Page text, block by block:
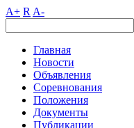
A+ R A-
Главная
Новости
Объявления
Соревнования
Положения
Документы
Публикации